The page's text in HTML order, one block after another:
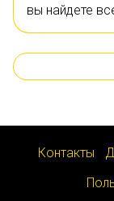
вы найдете
Контакты